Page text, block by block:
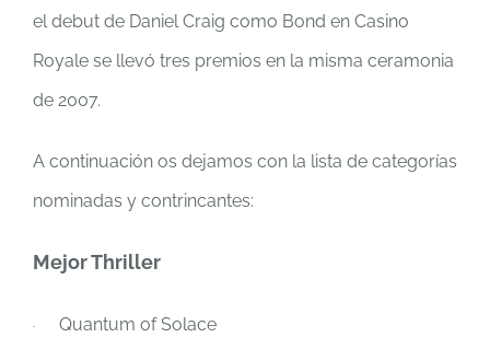
el debut de Daniel Craig como Bond en Casino
Royale se llevó tres premios en la misma ceramonia
de 2007.
A continuación os dejamos con la lista de categorías
nominadas y contrincantes:
Mejor Thriller
· Quantum of Solace